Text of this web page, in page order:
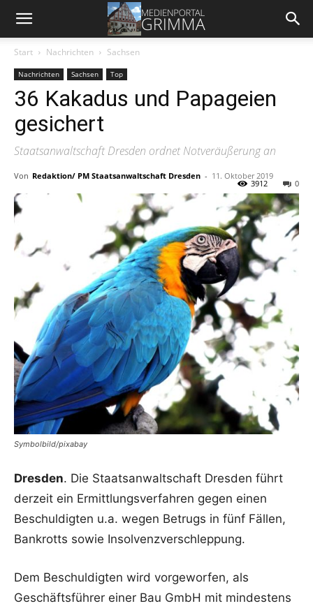
Start Nachrichten Sachsen
Nachrichten Sachsen Top
36 Kakadus und Papageien
gesichert
Staatsanwaltschaft Dresden ordnet Notveräußerung an
Von Redaktion/ PM Staatsanwaltschaft Dresden - 11. Oktober 2019
0
3912
Symbolbild/pixabay
Dresden. Die Staatsanwaltschaft Dresden führt
derzeit ein Ermittlungsverfahren gegen einen
Beschuldigten u.a. wegen Betrugs in fünf Fällen,
Bankrotts sowie Insolvenzverschleppung.
Dem Beschuldigten wird vorgeworfen, als
Geschäftsführer einer Bau GmbH mit mindestens